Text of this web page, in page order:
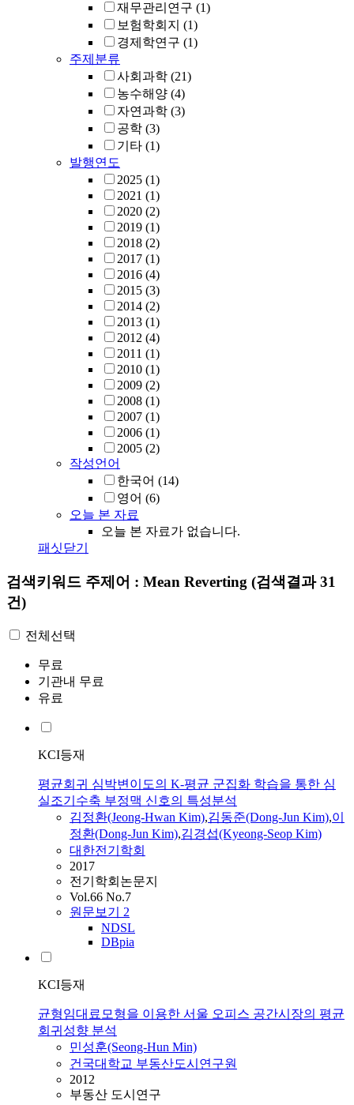
재무관리연구 (1)
보험학회지 (1)
경제학연구 (1)
주제분류
사회과학 (21)
농수해양 (4)
자연과학 (3)
공학 (3)
기타 (1)
발행연도
2025 (1)
2021 (1)
2020 (2)
2019 (1)
2018 (2)
2017 (1)
2016 (4)
2015 (3)
2014 (2)
2013 (1)
2012 (4)
2011 (1)
2010 (1)
2009 (2)
2008 (1)
2007 (1)
2006 (1)
2005 (2)
작성언어
한국어 (14)
영어 (6)
오늘 본 자료
오늘 본 자료가 없습니다.
패싯닫기
검색키워드 주제어 : Mean Reverting (검색결과 31
건)
전체선택
무료
기관내 무료
유료
KCI등재
평균회귀 심박변이도의 K-평균 군집화 학습을 통한 심
실조기수축 부정맥 신호의 특성분석
김정환(Jeong-Hwan Kim),김동준(Dong-Jun Kim),이
정환(Dong-Jun Kim),김경섭(Kyeong-Seop Kim)
대한전기학회
2017
전기학회논문지
Vol.66 No.7
원문보기 2
NDSL
DBpia
KCI등재
균형임대료모형을 이용한 서울 오피스 공간시장의 평균
회귀성향 분석
민성훈(Seong-Hun Min)
건국대학교 부동산도시연구원
2012
부동산 도시연구